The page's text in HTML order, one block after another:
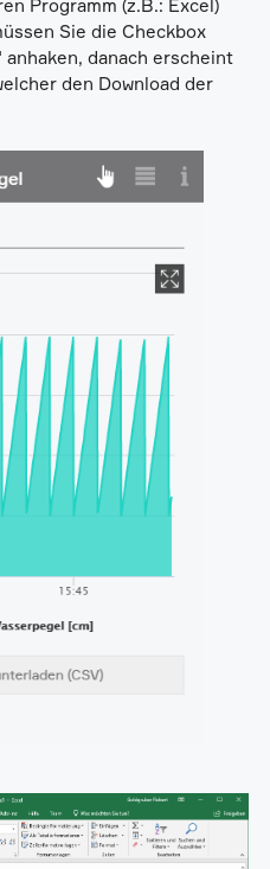
Programm (z.B.: Excel)
Sie die Checkbox
danach erscheint
den Download der